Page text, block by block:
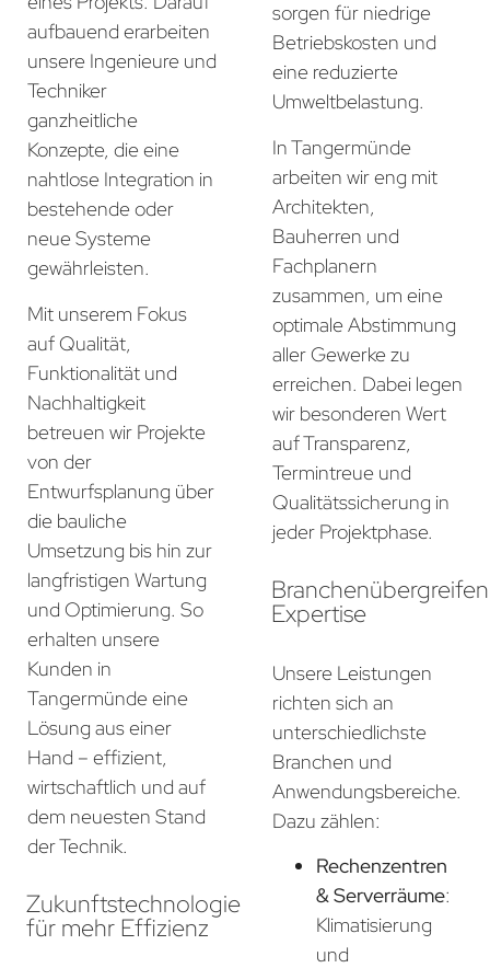
aufbauend erarbeiten
unsere Ingenieure und
Techniker
ganzheitliche
Konzepte, die eine
nahtlose Integration in
bestehende oder
neue Systeme
gewährleisten.
Mit unserem Fokus
auf Qualität,
Funktionalität und
Nachhaltigkeit
betreuen wir Projekte
von der
Entwurfsplanung über
die bauliche
Umsetzung bis hin zur
langfristigen Wartung
und Optimierung. So
erhalten unsere
Kunden in
Tangermünde eine
Lösung aus einer
Hand – effizient,
wirtschaftlich und auf
dem neuesten Stand
der Technik.
Zukunftstechnologie
für mehr Effizienz
sorgen für niedrige
Betriebskosten und
eine reduzierte
Umweltbelastung.
In Tangermünde
arbeiten wir eng mit
Architekten,
Bauherren und
Fachplanern
zusammen, um eine
optimale Abstimmung
aller Gewerke zu
erreichen. Dabei legen
wir besonderen Wert
auf Transparenz,
Termintreue und
Qualitätssicherung in
jeder Projektphase.
Expertise
Unsere Leistungen
richten sich an
unterschiedlichste
Branchen und
Anwendungsbereiche.
Dazu zählen:
Rechenzentren
& Serverräume:
Klimatisierung
und